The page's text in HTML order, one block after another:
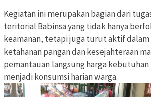
Kegiatan ini merupakan bagian dari
teritorial Babinsa yang tidak hanya
keamanan, tetapi juga turut aktif
ketahanan pangan dan kesejahteraan
pemantauan langsung harga
menjadi konsumsi harian warga.